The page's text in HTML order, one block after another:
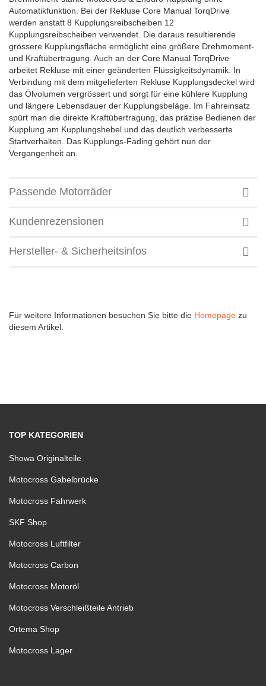
Automatikfunktion. Bei der Rekluse Core Manual TorqDrive
werden anstatt 8 Kupplungsreibscheiben 12
Kupplungsreibscheiben verwendet. Die daraus resultierende
grössere Kupplungsfläche ermöglicht eine größere Drehmoment-
und Kraftübertragung. Auch an der Core Manual TorqDrive
arbeitet Rekluse mit einer geänderten Flüssigkeitsdynamik. In
Verbindung mit dem mitgelieferten Rekluse Kupplungsdeckel wird
das Ölvolumen vergrössert und sorgt für eine kühlere Kupplung
und längere Lebensdauer der Kupplungsbeläge. Im Fahreinsatz
spürt man die direkte Kraftübertragung, das präzise Bedienen der
Kupplung am Kupplungshebel und das deutlich verbesserte
Startverhalten. Das Kupplungs-Fading gehört nun der
Vergangenheit an.
Passende Motorräder
Kundenrezensionen
Hersteller- & Sicherheitsinfos
Für weitere Informationen besuchen Sie bitte die Homepage zu
diesem Artikel.
TOP KATEGORIEN
Showa Originalteile
Motocross Gabelbrücke
Motocross Fahrwerk
SKF Shop
Motocross Luftfilter
Motocross Carbon
Motocross Motoröl
Motocross Verschleißteile Antrieb
Ortema Shop
Motocross Lager